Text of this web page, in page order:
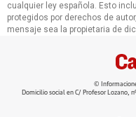
cualquier ley española. Esto
protegidos por derechos de
mensaje sea la propietaria de
©
Domicilio social en C/ Profesor Lozano,